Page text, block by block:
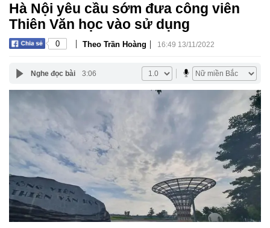
Hà Nội yêu cầu sớm đưa công viên
Thiên Văn học vào sử dụng
0 | Theo Trần Hoàng | 16:49 13/11/2022
Nghe đọc bài 3:06